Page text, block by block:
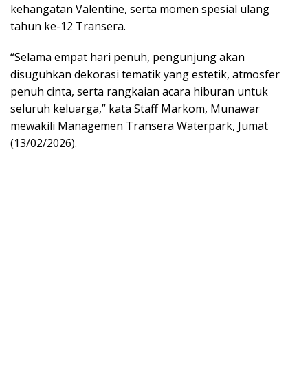
kehangatan Valentine, serta momen spesial ulang
tahun ke-12 Transera.
“Selama empat hari penuh, pengunjung akan
disuguhkan dekorasi tematik yang estetik, atmosfer
penuh cinta, serta rangkaian acara hiburan untuk
seluruh keluarga,” kata Staff Markom, Munawar
mewakili Managemen Transera Waterpark, Jumat
(13/02/2026).